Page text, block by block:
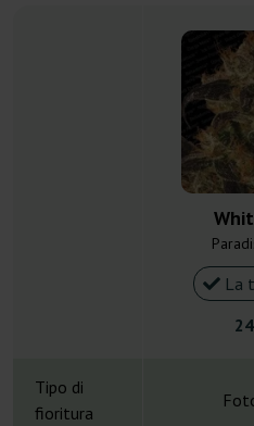
La
Tipo di
fioritura